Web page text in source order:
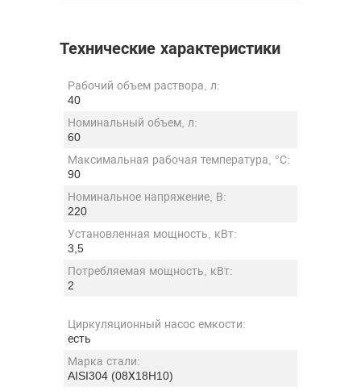
Технические характеристики
Рабочий объем раствора, л:
40
Номинальный объем, л:
60
Максимальная рабочая температура, °С:
90
Номинальное напряжение, В:
220
Установленная мощность, кВт:
3,5
Потребляемая мощность, кВт:
2
Циркуляционный насос емкости:
есть
Марка стали:
AISI304 (08Х18Н10)